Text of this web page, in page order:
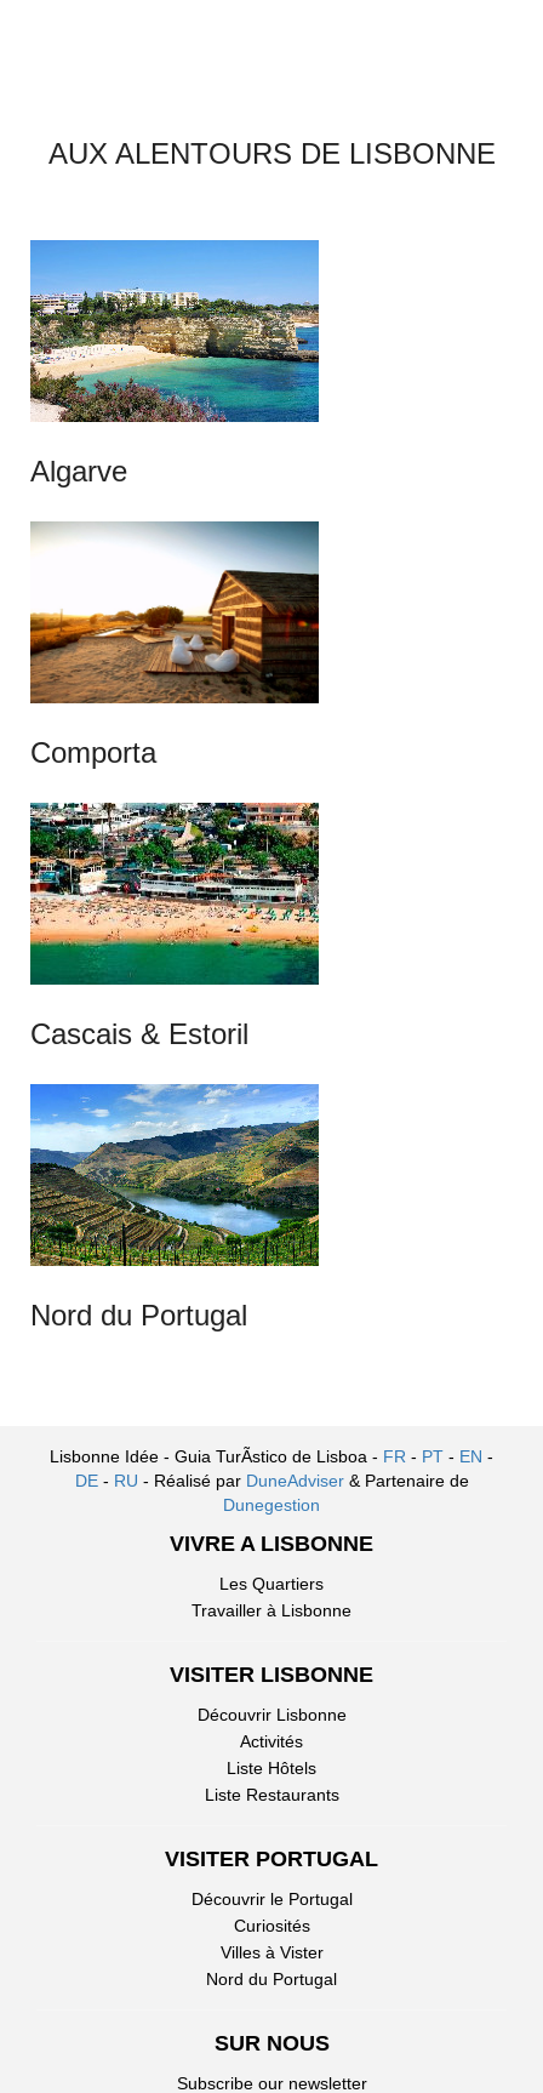
AUX ALENTOURS DE LISBONNE
Algarve
Comporta
Cascais & Estoril
Nord du Portugal
Lisbonne Idée - Guia TurÃ­stico de Lisboa - FR - PT - EN -
DE- RU - Réalisé par DuneAdviser & Partenaire de
Dunegestion
VIVRE A LISBONNE
Les Quartiers
Travailler à Lisbonne
VISITER LISBONNE
Découvrir Lisbonne
Activités
Liste Hôtels
Liste Restaurants
VISITER PORTUGAL
Découvrir le Portugal
Curiosités
Villes à Vister
Nord du Portugal
SUR NOUS
Subscribe our newsletter